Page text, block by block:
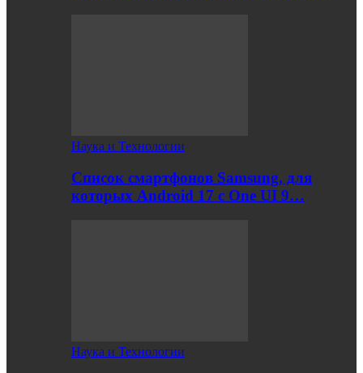
Наука и Технологии
Список смартфонов Samsung, для
которых Android 17 с One UI 9…
Наука и Технологии